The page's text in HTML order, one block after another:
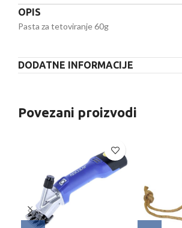
OPIS
Pasta za tetoviranje 60g
DODATNE INFORMACIJE
Povezani proizvodi